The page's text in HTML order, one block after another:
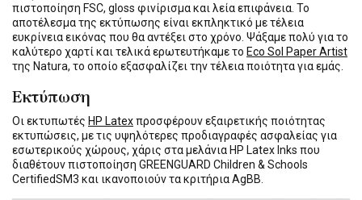
πιστοποίηση FSC, gloss φινίρισμα και λεία επιφάνεια. Το
αποτέλεσμα της εκτύπωσης είναι εκπληκτικό με τέλεια
ευκρίνεια εικόνας που θα αντέξει στο χρόνο. Ψάξαμε πολύ για το
καλύτερο χαρτί και τελικά ερωτευτήκαμε το Eco Sol Paper Artist
της Natura, το οποίο εξασφαλίζει την τέλεια ποιότητα για εμάς.
Εκτύπωση
Οι εκτυπωτές HP Latexπροσφέρουν εξαιρετικής ποιότητας
εκτυπώσεις, με τις υψηλότερες προδιαγραφές ασφαλείας για
εσωτερικούς χώρους, χάρις στα μελάνια HP Latex Inks που
διαθέτουν πιστοποίηση GREENGUARD Children & Schools
CertifiedSM3 και ικανοποιούν τα κριτήρια AgBB.